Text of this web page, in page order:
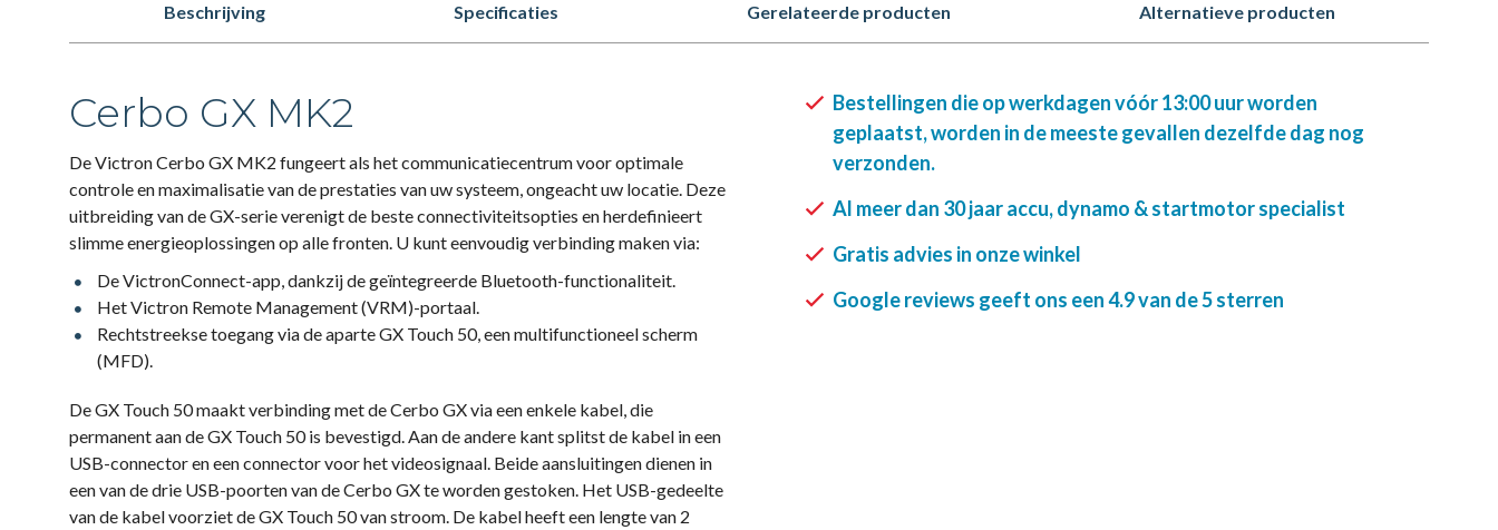
Beschrijving Specificaties Gerelateerde producten Alternatieve producten
Cerbo GX MK2
De Victron Cerbo GX MK2 fungeert als het communicatiecentrum voor optimale
controle en maximalisatie van de prestaties van uw systeem, ongeacht uw locatie. Deze
uitbreiding van de GX-serie verenigt de beste connectiviteitsopties en herdefinieert
slimme energieoplossingen op alle fronten. U kunt eenvoudig verbinding maken via:
De VictronConnect-app, dankzij de geïntegreerde Bluetooth-functionaliteit.
Het Victron Remote Management (VRM)-portaal.
Rechtstreekse toegang via de aparte GX Touch 50, een multifunctioneel scherm
(MFD).
De GX Touch 50 maakt verbinding met de Cerbo GX via een enkele kabel, die
permanent aan de GX Touch 50 is bevestigd. Aan de andere kant splitst de kabel in een
USB-connector en een connector voor het videosignaal. Beide aansluitingen dienen in
een van de drie USB-poorten van de Cerbo GX te worden gestoken. Het USB-gedeelte
van de kabel voorziet de GX Touch 50 van stroom. De kabel heeft een lengte van 2
Bestellingen die op werkdagen vóór 13:00 uur worden
geplaatst, worden in de meeste gevallen dezelfde dag nog
verzonden.
Al meer dan 30 jaar accu, dynamo & startmotor specialist
Gratis advies in onze winkel
Google reviews geeft ons een 4.9 van de 5 sterren